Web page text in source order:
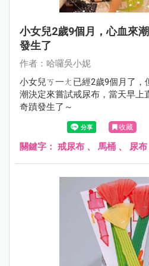
小女兒2歲9個月，心血來
發生了
作者：哈囉吳小妮
小女兒ㄎ一ㄤ已經2歲9個月了，
潮決定來嘗試戒尿布，當天早上
奇蹟發生了～
收藏
關鍵字： 戒尿布 、 馬桶 、 尿布